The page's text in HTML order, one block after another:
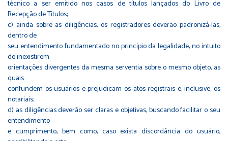
técnico a ser emitido nos casos de títulos lançados do Livro de
Recepção de Títulos;
c) ainda sobre as diligências, os registradores deverão padronizá-las,
dentro de
seu entendimento fundamentado no princípio da legalidade, no intuito
de inexistirem
orientações divergentes da mesma serventia sobre o mesmo objeto, as
quais
confundem os usuários e prejudicam os atos registrais e, inclusive, os
notariais;
d) as diligências deverão ser claras e objetivas, buscando facilitar o seu
entendimento
e cumprimento, bem como, caso exista discordância do usuário,